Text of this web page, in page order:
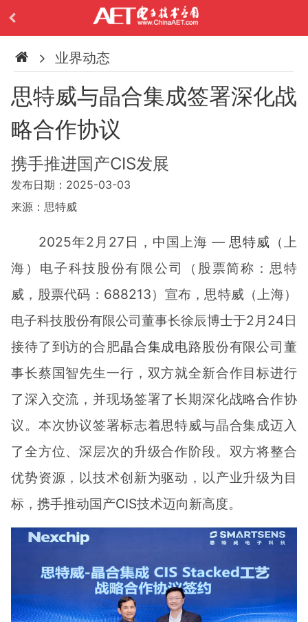
业界动态
思特威与晶合集成签署深化战
略合作协议
携手推进国产CIS发展
发布日期：2025-03-03
来源：思特威
2025年2月27日，中国上海 — 思特威 （上
海）电子科技股份有限公司（股票简称：思特
威，股票代码：688213）宣布，思特威（上海）
电子科技股份有限公司董事长徐辰博士于2月24日
接待了到访的合肥晶合集成电路股份有限公司董
事长蔡国智先生一行，双方就全新合作目标进行
了深入交流，并现场签署了长期深化战略合作协
议。本次协议签署标志着思特威与晶合集成迈入
了全方位、深层次的升级合作阶段。双方将整合
优势资源，以技术创新为驱动，以产业升级为目
标，携手推动国产CIS技术迈向新高度。